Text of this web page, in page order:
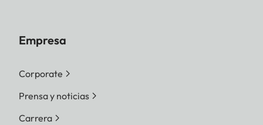
Empresa
Corporate
Prensa y noticias
Carrera